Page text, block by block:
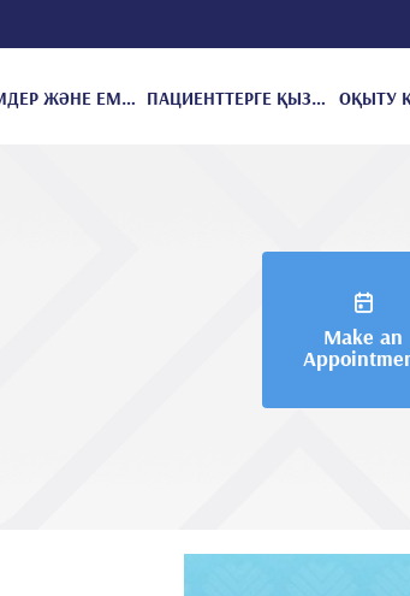
БӨЛІМДЕР ЖӘНЕ ЕМДЕУЛЕР ПАЦИЕНТТЕРГЕ ҚЫЗМЕТ КӨРСЕТУ ОҚЫТУ
Make an